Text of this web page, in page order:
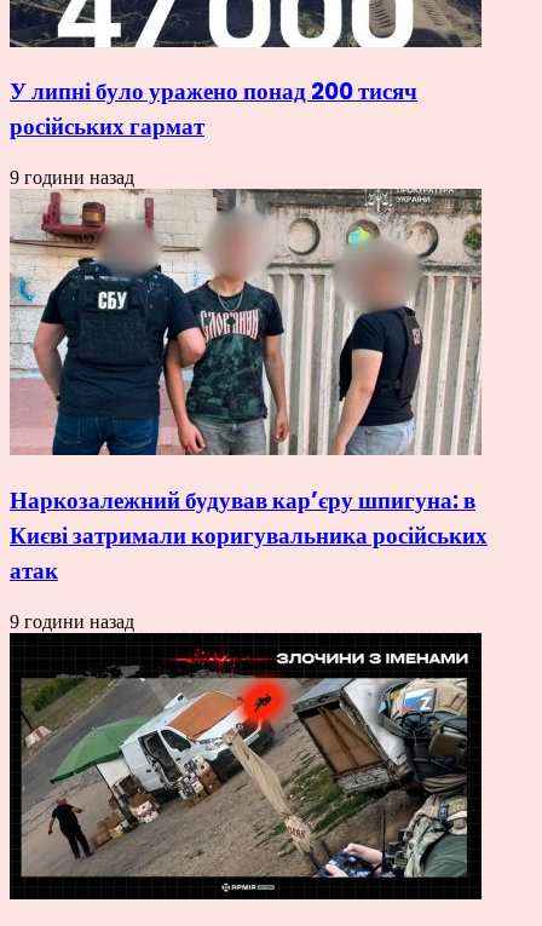
У липні було уражено понад 200 тисяч
російських гармат
9 години назад
Наркозалежний будував кар’єру шпигуна: в
Києві затримали коригувальника російських
атак
9 години назад